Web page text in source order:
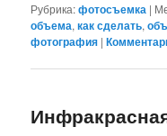
Рубрика:фотосъемка |
объема,как сделать,
фотография |